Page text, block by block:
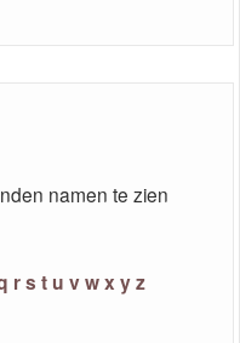
namen te zien
rs t u vwx yz